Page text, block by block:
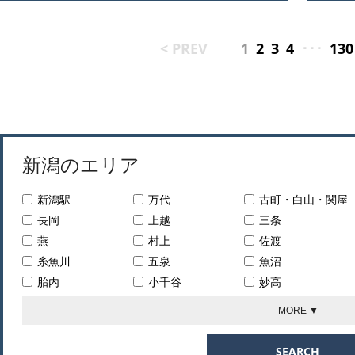
< PREV 1 2 3 4 ･･･ 130
新潟のエリア
新潟駅 万代
古町・白山・関屋
長岡
上越
三条
燕
村上
佐渡
糸魚川
五泉
魚沼
胎内
小千谷
妙高
MORE ▼